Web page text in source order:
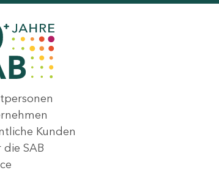
Kunden
die SAB